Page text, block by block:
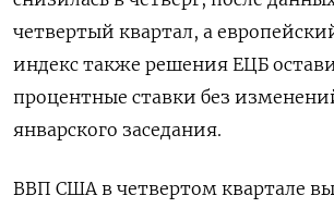
четвертый квартал, а
индекс также решения ЕЦБ
процентные ставки без
январского заседания.
ВВП США в четвертом квартале